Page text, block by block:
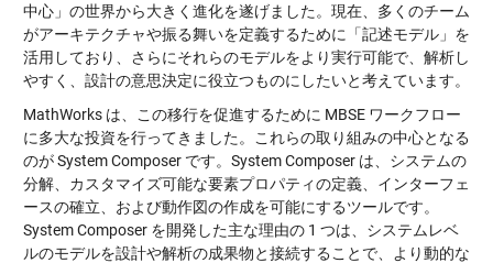
中心」の世界から大きく進化を遂げました。現在、多くのチーム
がアーキテクチャや振る舞いを定義するために「記述モデル」を
活用しており、さらにそれらのモデルをより実行可能で、解析し
やすく、設計の意思決定に役立つものにしたいと考えています。
MathWorks は、この移行を促進するために MBSE ワークフロー
に多大な投資を行ってきました。これらの取り組みの中心となる
のが System Composer です。System Composer は、システムの
分解、カスタマイズ可能な要素プロパティの定義、インターフェ
ースの確立、および動作図の作成を可能にするツールです。
System Composer を開発した主な理由の 1 つは、システムレベ
ルのモデルを設計や解析の成果物と接続することで、より動的な